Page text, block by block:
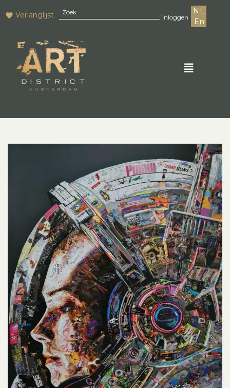
Verlanglijst Inloggen
NL
En